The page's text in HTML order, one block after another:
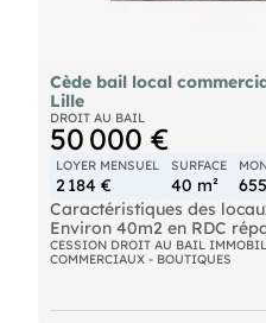
Cède bail local
Lille
DROIT AU BAIL
50 000 €
LOYER MENSUEL
2 184 €
SURFACE
40 m²
Caractéristiques des
Environ 40m2 en RDC
commerciale d’environ
de fabrication et stockage.
CESSION DROIT AU BAIL
COMMERCIAUX - BOUTIQUES